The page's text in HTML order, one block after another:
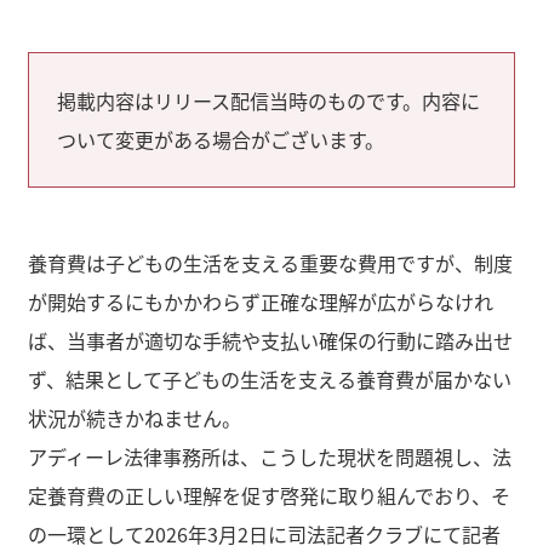
掲載内容はリリース配信当時のものです。内容に
ついて変更がある場合がございます。
養育費は子どもの生活を支える重要な費用ですが、制度
が開始するにもかかわらず正確な理解が広がらなけれ
ば、当事者が適切な手続や支払い確保の行動に踏み出せ
ず、結果として子どもの生活を支える養育費が届かない
状況が続きかねません。
アディーレ法律事務所は、こうした現状を問題視し、法
定養育費の正しい理解を促す啓発に取り組んでおり、そ
の一環として2026年3月2日に司法記者クラブにて記者